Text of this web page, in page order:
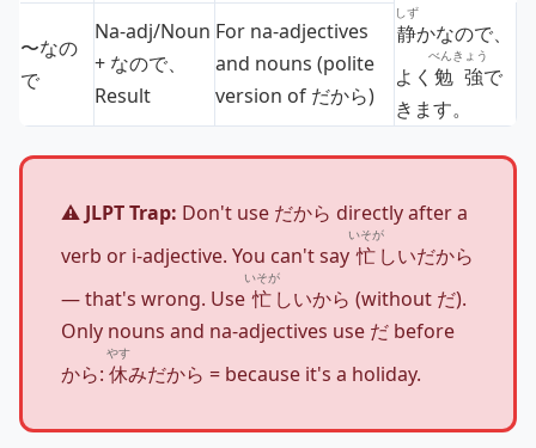
〜なの
で
Na‑adj/Noun
+ なので、
Result
For na‑adjectives
and nouns (polite
version of だから)
静
しず
かなので、
よく 勉強
べんきょう
で
きます。
⚠️ JLPT Trap: Don't use だから directly after a
verb or i‑adjective. You can't say 忙
いそが
しいだから
— that's wrong. Use 忙
いそが
しいから (without だ).
Only nouns and na‑adjectives use だ before
から: 休
やす
みだから = because it's a holiday.